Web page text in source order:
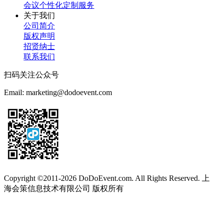
会议个性化定制服务
关于我们
公司简介
版权声明
招贤纳士
联系我们
扫码关注公众号
Email: marketing@dodoevent.com
Copyright ©2011-2026 DoDoEvent.com. All Rights Reserved. 上
海会策信息技术有限公司 版权所有